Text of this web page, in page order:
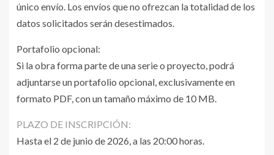
único envío. Los envíos que no ofrezcan la totalidad de los
datos solicitados serán desestimados.
Portafolio opcional:
Si la obra forma parte de una serie o proyecto, podrá
adjuntarse un portafolio opcional, exclusivamente en
formato PDF, con un tamaño máximo de 10 MB.
PLAZO DE INSCRIPCIÓN:
Hasta el 2 de junio de 2026, a las 20:00 horas.